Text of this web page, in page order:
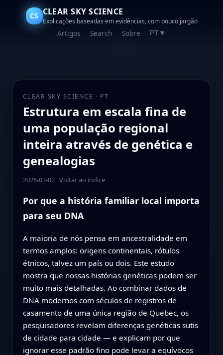
CS CLEAR SKY SCIENCE
Explicações baseadas em evidências, com pouco jargão
Artigos Search Sobre PT ▼
CLEAR SKY SCIENCE · PT
Estrutura em escala fina de
uma população regional
inteira através de genética e
genealogias
2026-03-02·Voltar ao índice
Por que a história familiar local importa
para seu DNA
A maioria de nós pensa em ancestralidade em
termos amplos: origens continentais, rótulos
étnicos, talvez um país ou dois. Este estudo
mostra que nossas histórias genéticas podem ser
muito mais detalhadas. Ao combinar dados de
DNA modernos com séculos de registros de
casamento de uma única região de Quebec, os
pesquisadores revelam diferenças genéticas sutis
de cidade para cidade — e explicam por que
ignorar esse padrão fino pode levar a equívocos